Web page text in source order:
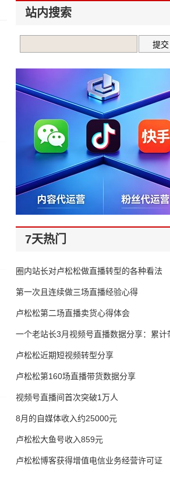
站内搜索
7天热门
圈内站长对卢松松做直播转型的各种看法
第一次且连续做三场直播经验心得
卢松松第二场直播卖货心得体会
一个老站长3月视频号直播数据分享：累计
65万
卢松松近期短视频转型分享
卢松松第160场直播带货数据分享
视频号直播间首次突破1万人
8月的自媒体收入约25000元
卢松松大鱼号收入859元
卢松松博客获得增值电信业务经营许可证